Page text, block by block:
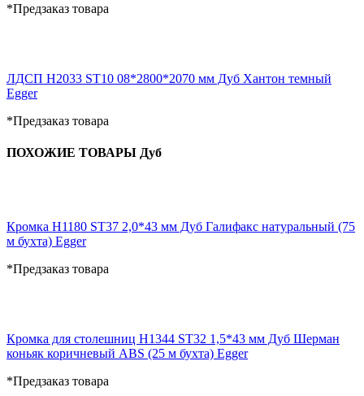
*Предзаказ товара
ЛДСП H2033 ST10 08*2800*2070 мм Дуб Хантон темный
Egger
*Предзаказ товара
ПОХОЖИЕ ТОВАРЫ Дуб
Кромка H1180 ST37 2,0*43 мм Дуб Галифакс натуральный (75
м бухта) Egger
*Предзаказ товара
Кромка для столешниц H1344 ST32 1,5*43 мм Дуб Шерман
коньяк коричневый ABS (25 м бухта) Egger
*Предзаказ товара